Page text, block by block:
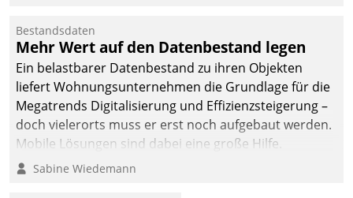
Bestandsdaten
Mehr Wert auf den Datenbestand legen
Ein belastbarer Datenbestand zu ihren Objekten
liefert Wohnungsunternehmen die Grundlage für die
Megatrends Digitalisierung und Effizienzsteigerung –
doch vielerorts muss er erst noch aufgebaut werden.
Mobile Lösungen sind dabei eine große Hilfe.
Sabine Wiedemann